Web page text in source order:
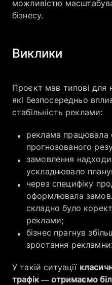
можливістю
бізнесу.
Виклики
Проєкт мав типові для
які безпосередньо
стабільність реклами:
реклама працювала
прогнозованого
замовлення
ускладнювало
через специфіку
оформлювала
складно було
реклами;
бізнес прагнув
зростання
У такій ситуації
трафік — отримаємо